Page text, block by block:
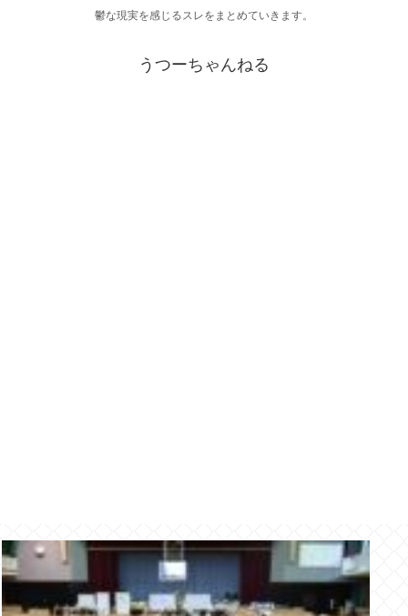
鬱な現実を感じるスレをまとめていきます。
うつーちゃんねる